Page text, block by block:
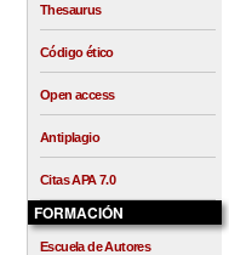
Thesaurus
Código ético
Open access
Antiplagio
Citas APA 7.0
FORMACIÓN
Escuela de Autores